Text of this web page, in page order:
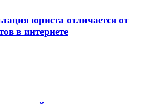
юриста отличается от
в интернете